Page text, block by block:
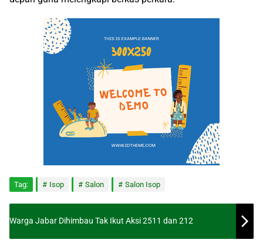
Tag: Isop Salon Salon Isop
Warga Jabar Dihimbau Tak Ikut Aksi 2511 dan 212